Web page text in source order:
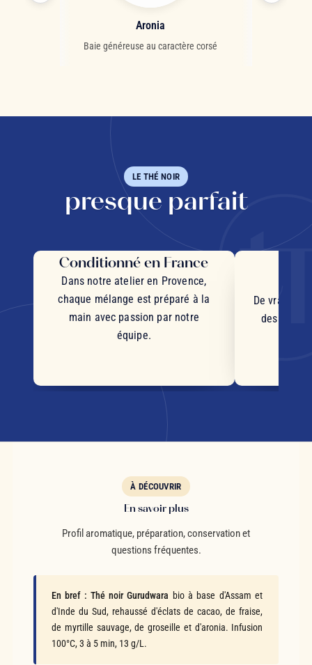
Aronia
Baie généreuse au caractère corsé
LE THÉ NOIR
presque parfait
Conditionné en France
Dans notre atelier en Provence,
chaque mélange est préparé à la
main avec passion par notre
équipe.
De vrais
des
À DÉCOUVRIR
En savoir plus
Profil aromatique, préparation, conservation et
questions fréquentes.
En bref : Thé noir Gurudwara bio à base d'Assam et
d'Inde du Sud, rehaussé d'éclats de cacao, de fraise,
de myrtille sauvage, de groseille et d'aronia. Infusion
100°C, 3 à 5 min, 13 g/L.